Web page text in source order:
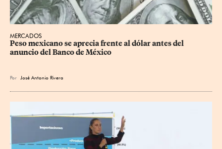
MERCADOS
Peso mexicano se aprecia frente al dólar antes del
anuncio del Banco de México
Por José Antonio Rivera